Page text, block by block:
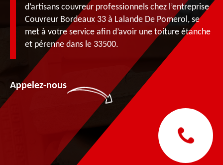
d’artisans couvreur professionnels chez l’entreprise
Couvreur Bordeaux 33 à Lalande De Pomerol, se
met à votre service afin d’avoir une toiture étanche
et pérenne dans le 33500.
Appelez-nous